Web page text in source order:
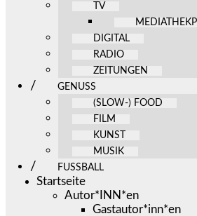
TV
DIGITAL
RADIO
ZEITUNGEN
GENUSS
(SLOW-) FOOD
FILM
KUNST
MUSIK
FUSSBALL
Startseite
Autor*INN*en
Gastautor*inn*en